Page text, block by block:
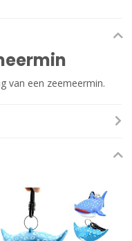
van een zeemeermin.